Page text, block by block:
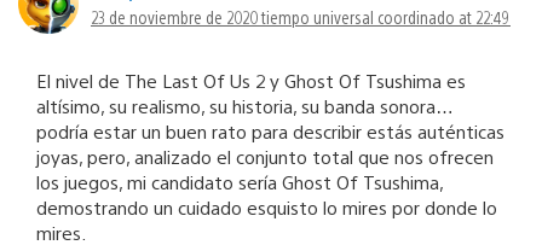
23 de noviembre de 2020 tiempo universal coordinado at 22:49
El nivel de The Last Of Us 2 y Ghost Of Tsushima es
altísimo, su realismo, su historia, su banda sonora…
podría estar un buen rato para describir estás auténticas
joyas, pero, analizado el conjunto total que nos ofrecen
los juegos, mi candidato sería Ghost Of Tsushima,
demostrando un cuidado esquisto lo mires por donde lo
mires.